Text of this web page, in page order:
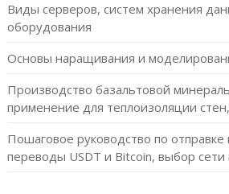
Виды серверов, систем хранения
оборудования
Основы наращивания и
Производство базальтовой
применение для теплоизоляции
Пошаговое руководство по отправке
переводы USDT и Bitcoin, выбор сети